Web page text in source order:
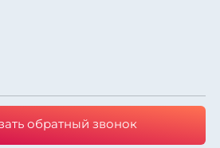
обратный звонок